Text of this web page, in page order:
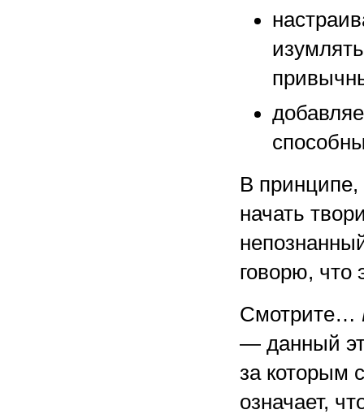
В принципе,
начать
говорю, что
Смотрите…
— данный
за которым
означает,